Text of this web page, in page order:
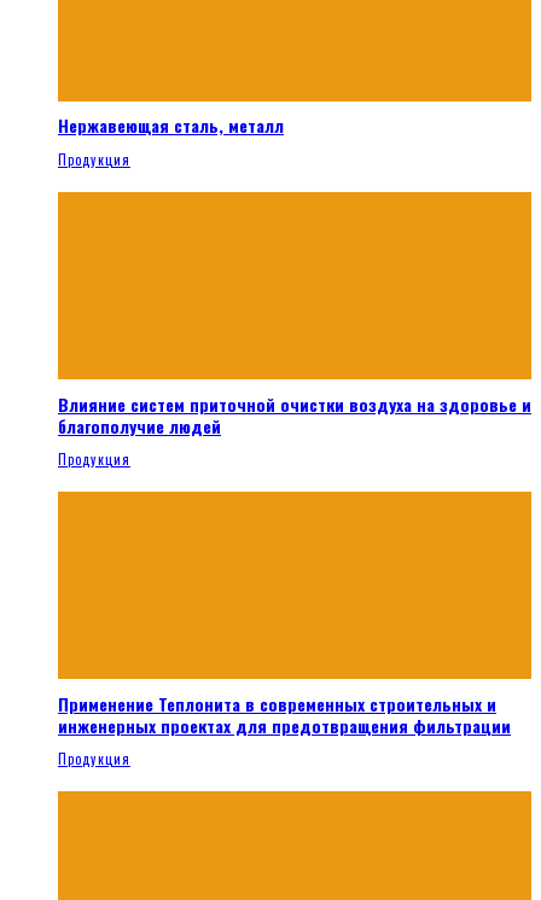
Нержавеющая сталь, металл
Продукция
Влияние систем приточной очистки воздуха на здоровье и
благополучие людей
Продукция
Применение Теплонита в современных строительных и
инженерных проектах для предотвращения фильтрации
Продукция